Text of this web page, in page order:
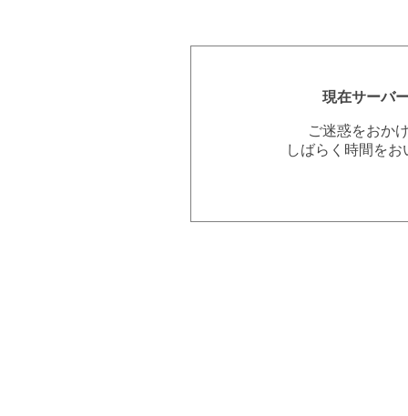
現在サーバ
ご迷惑をおか
しばらく時間を